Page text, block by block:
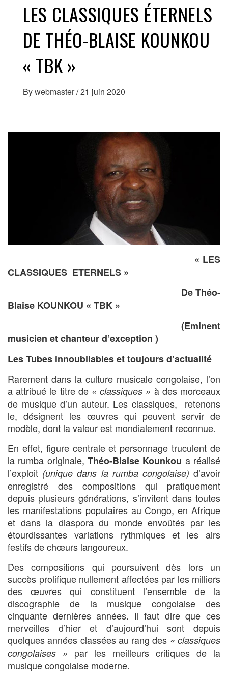
LES CLASSIQUES ÉTERNELS
DE THÉO-BLAISE KOUNKOU
« TBK »
Bywebmaster/21 juin 2020
« LES
CLASSIQUES ETERNELS »
De Théo-
Blaise KOUNKOU « TBK »
(Eminent
musicien et chanteur d’exception )
Les Tubes innoubliables et toujours d’actualité
Rarement dans la culture musicale congolaise, l’on
a attribué le titre de « classiques » à des morceaux
de musique d’un auteur. Les classiques, retenons
le, désignent les œuvres qui peuvent servir de
modèle, dont la valeur est mondialement reconnue.
En effet, figure centrale et personnage truculent de
la rumba originale, Théo-Blaise Kounkou a réalisé
l’exploit (unique dans la rumba congolaise) d’avoir
enregistré des compositions qui pratiquement
depuis plusieurs générations, s’invitent dans toutes
les manifestations populaires au Congo, en Afrique
et dans la diaspora du monde envoûtés par les
étourdissantes variations rythmiques et les airs
festifs de chœurs langoureux.
Des compositions qui poursuivent dès lors un
succès prolifique nullement affectées par les milliers
des œuvres qui constituent l’ensemble de la
discographie de la musique congolaise des
cinquante dernières années. Il faut dire que ces
merveilles d’hier et d’aujourd’hui sont depuis
quelques années classées au rang des « classiques
congolaises » par les meilleurs critiques de la
musique congolaise moderne.